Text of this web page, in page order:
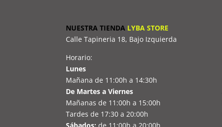
NUESTRA TIENDA LYBA STORE
Calle Tapineria 18, Bajo Izquierda
Horario:
Lunes
Mañana de 11:00h a 14:30h
De Martes a Viernes
Mañanas de 11:00h a 15:00h
Tardes de 17:30 a 20:00h